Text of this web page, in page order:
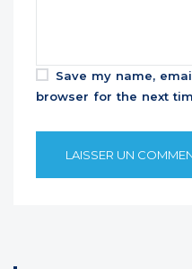
Save my name,
browser for the next